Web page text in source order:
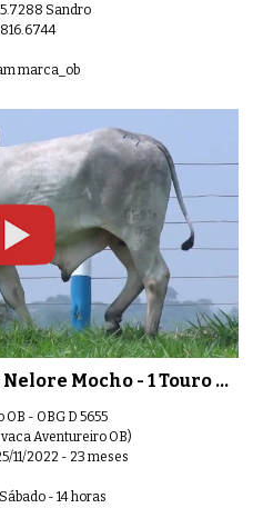
Sandro
marca_ob
99º Leilão OB - Lote 14 - Nelore Mocho - 1 Touro PO Registrado
- OBG D 5655
Aventureiro OB)
11/2022 - 23 meses
- 14 horas